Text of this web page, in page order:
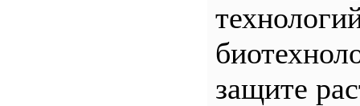
защите